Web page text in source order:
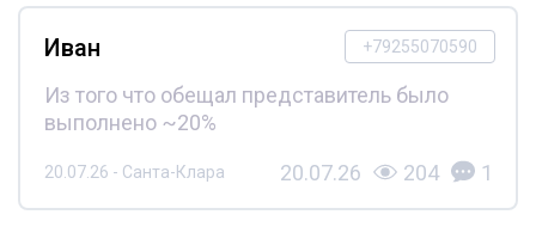
+79255070590
Иван
Из того что обещал представитель было
выполнено ~20%
20.07.26 - Санта-Клара 20.07.26 204 1